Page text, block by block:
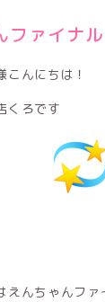
ファイナ
こんにちは！
くろです
えんちゃんファ